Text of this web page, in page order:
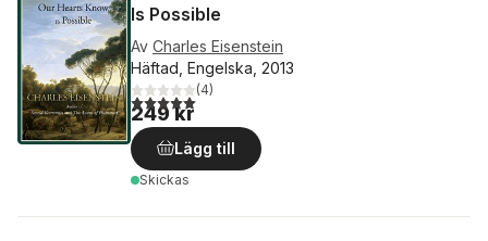
Is Possible
Av Charles Eisenstein
Häftad, Engelska, 2013
5,0utav 5 stjärnor. Totalt antal röster:
(4)
249 kr
Lägg till
Skickas